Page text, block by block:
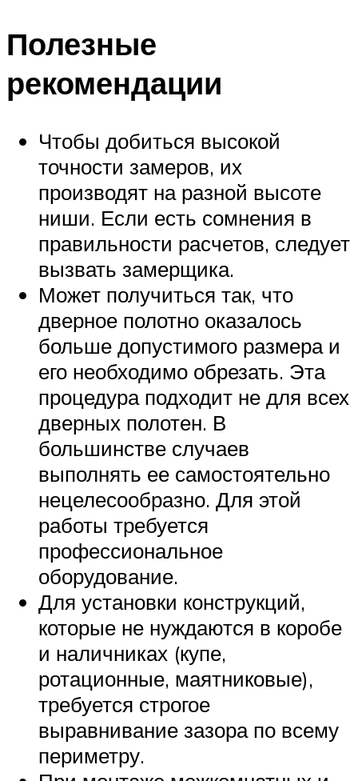
Полезные
рекомендации
Чтобы добиться высокой
точности замеров, их
производят на разной высоте
ниши. Если есть сомнения в
правильности расчетов, следует
вызвать замерщика.
Может получиться так, что
дверное полотно оказалось
больше допустимого размера и
его необходимо обрезать. Эта
процедура подходит не для всех
дверных полотен. В
большинстве случаев
выполнять ее самостоятельно
нецелесообразно. Для этой
работы требуется
профессиональное
оборудование.
Для установки конструкций,
которые не нуждаются в коробе
и наличниках (купе,
ротационные, маятниковые),
требуется строгое
выравнивание зазора по всему
периметру.